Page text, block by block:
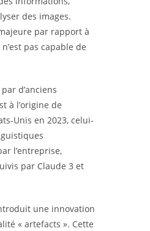
des images.
par rapport à
pas capable de
d’anciens
à l’origine de
Unis en 2023, celui-
l’entreprise,
par Claude 3 et
une innovation
« artefacts ». Cette